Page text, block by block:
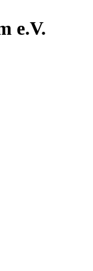
e.V.